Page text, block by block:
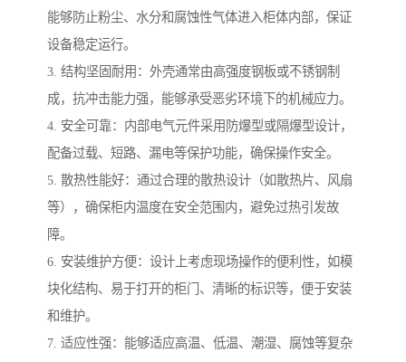
能够防止粉尘、水分和腐蚀性气体进入柜体内部，保证
设备稳定运行。
3. 结构坚固耐用：外壳通常由高强度钢板或不锈钢制
成，抗冲击能力强，能够承受恶劣环境下的机械应力。
4. 安全可靠：内部电气元件采用防爆型或隔爆型设计，
配备过载、短路、漏电等保护功能，确保操作安全。
5. 散热性能好：通过合理的散热设计（如散热片、风扇
等），确保柜内温度在安全范围内，避免过热引发故
障。
6. 安装维护方便：设计上考虑现场操作的便利性，如模
块化结构、易于打开的柜门、清晰的标识等，便于安装
和维护。
7. 适应性强：能够适应高温、低温、潮湿、腐蚀等复杂